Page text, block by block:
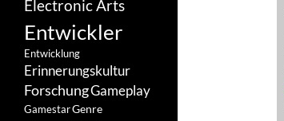
Electronic Arts
Entwickler
Entwicklung
Erinnerungskultur
ForschungGameplay
GamestarGenre